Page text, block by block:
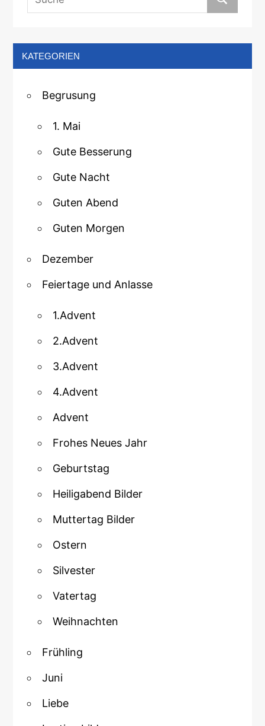
KATEGORIEN
Begrusung
1. Mai
Gute Besserung
Gute Nacht
Guten Abend
Guten Morgen
Dezember
Feiertage und Anlasse
1.Advent
2.Advent
3.Advent
4.Advent
Advent
Frohes Neues Jahr
Geburtstag
Heiligabend Bilder
Muttertag Bilder
Ostern
Silvester
Vatertag
Weihnachten
Frühling
Juni
Liebe